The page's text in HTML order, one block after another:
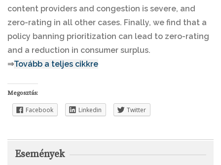
content providers and congestion is severe, and
zero-rating in all other cases. Finally, we find that a
policy banning prioritization can lead to zero-rating
and a reduction in consumer surplus.
⇒Tovább a teljes cikkre
Megosztás:
Facebook Linkedin Twitter
Események